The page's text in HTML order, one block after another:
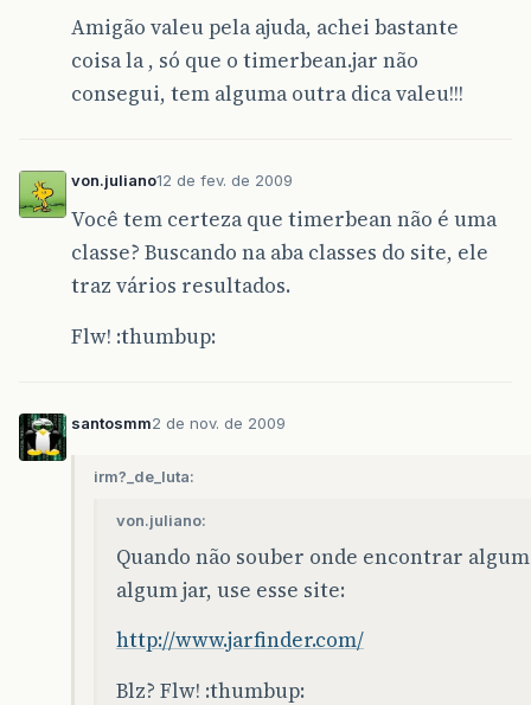
Amigão valeu pela ajuda, achei bastante
coisa la , só que o timerbean.jar não
consegui, tem alguma outra dica valeu!!!
von.juliano12 de fev. de 2009
Você tem certeza que timerbean não é uma
classe? Buscando na aba classes do site, ele
traz vários resultados.
Flw! :thumbup:
santosmm2 de nov. de 2009
irm?_de_luta:
von.juliano:
Quando não souber onde encontrar
algum jar, use esse site:
http://www.jarfinder.com/
Blz? Flw! :thumbup: